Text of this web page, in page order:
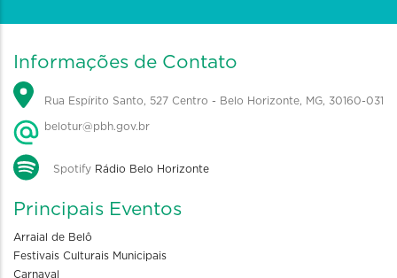
Informações de Contato
Rua Espírito Santo, 527 Centro - Belo Horizonte, MG, 30160-031
belotur@pbh.gov.br
Spotify Rádio Belo Horizonte
Principais Eventos
Arraial de Belô
Festivais Culturais Municipais
Carnaval